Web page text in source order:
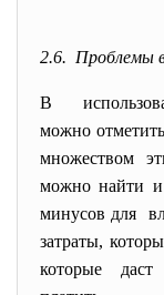
2.6. Проблемы в
В
можно
множеством
можно найти
минусов для
затраты,
которые даст